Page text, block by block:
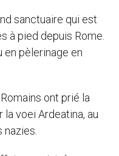
sanctuaire qui est
à pied depuis Rome.
en pèlerinage en
ont prié la
la voei Ardeatina, au
nazies.